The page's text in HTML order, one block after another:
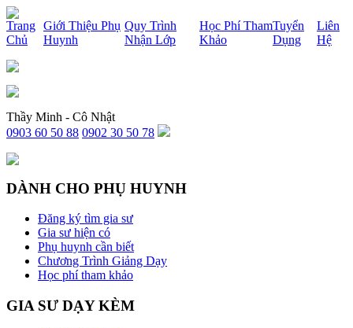
x
Trang
Chủ
Giới Thiệu Phụ
Huynh
Quy Trình
Nhận Lớp
Học Phí Tham
Khảo
Tuyển
Dụng
Liên
Hệ
Thầy Minh - Cô Nhật
0903 60 50 88 0902 30 50 78
DÀNH CHO PHỤ HUYNH
Đăng ký tìm gia sư
Gia sư hiện có
Phụ huynh cần biết
Chương Trình Giảng Dạy
Học phí tham khảo
GIA SƯ DẠY KÈM